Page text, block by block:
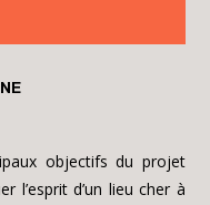
objectifs du projet
l’esprit d’un lieu cher à